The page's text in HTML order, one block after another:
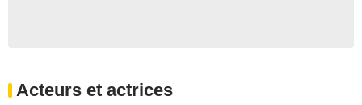
Acteurs et actrices